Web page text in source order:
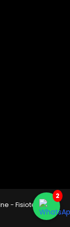
2
- Fisioterapi ke